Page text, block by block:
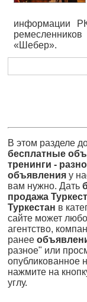
информации
«Шебер».
В этом разделе
бесплатные
тренинги -
объявления у
вам нужно. Дать
продажа
Туркестан в
сайте может
агентство,
ранее
разное" или
опубликованное
нажмите на
углу.